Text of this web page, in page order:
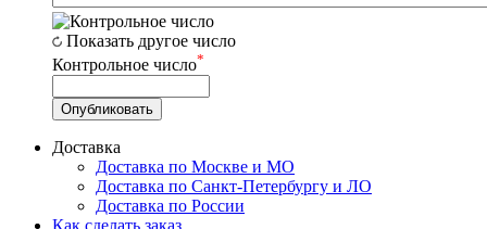
Показать другое число
Контрольное число*
Доставка
Доставка по Москве и МО
Доставка по Санкт-Петербургу и ЛО
Доставка по России